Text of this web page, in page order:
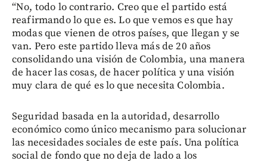
“No, todo lo contrario. Creo que el partido está
reafirmando lo que es. Lo que vemos es que hay
modas que vienen de otros países, que llegan y se
van. Pero este partido lleva más de 20 años
consolidando una visión de Colombia, una manera
de hacer las cosas, de hacer política y una visión
muy clara de qué es lo que necesita Colombia.
Seguridad basada en la autoridad, desarrollo
económico como único mecanismo para solucionar
las necesidades sociales de este país. Una política
social de fondo que no deja de lado a los